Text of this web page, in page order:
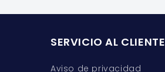
SERVICIO AL CLIENTE
Aviso de privacidad